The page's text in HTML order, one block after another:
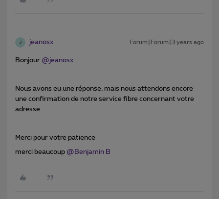
jeanosx Forum|Forum|3 years ago
Bonjour @jeanosx
Nous avons eu une réponse, mais nous attendons encore
une confirmation de notre service fibre concernant votre
adresse.
Merci pour votre patience
merci beaucoup @Benjamin B